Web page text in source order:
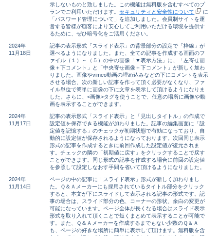
示しないものと致しました。この機能は無料版を含むすべてのプ
ランでご利用いただけます。セキュリティと安全性について
に
「パスワード管理について」を追加しました。会員制サイトを運
営する皆様が顧客により安心してご利用いただける環境を提供す
るために、ぜひ暗号化をご活用ください。
2024年
11月18日
記事の表示形式「スライド表示」の背景部分の設定で「枠線」が
選べるようになりました。また、全ての記事を作成する画面のフ
ァイル（１）～（５）の中の画像「▼表示方法」に、「左寄せ画
像＋下コメント」と「中央寄せ画像＋下コメント」が新しく加わ
りました。画像やvimeo動画の埋め込みなどの下にコメントを表示
させる場合、次の新しい記事を作って頂く必要がなくなり、ファ
イル単位で簡単に画像の下に文章を表示して頂けるようになりま
した。さらに、<画像>タグを使うことで、任意の場所に画像や動
画を表示することができます。
2024年
11月17日
記事の表示形式「スライド表示」と「見出しタイトル」の作成で
設定値を保存できる機能が加わりました。記事の編集画面に「設
定値を記憶する」のチェックが初期状態で有効になっており、自
動的に設定値が保存されるようになっております。次回同じ表示
形式の記事を作成するときに前回作成した設定値が復元されま
す。チェックの隣の「初期値に戻す」をクリックすることで戻す
ことができます。同じ形式の記事を作成する場合に前回の設定値
を参照して設定しなおす手間を省いて頂けるようになりました。
2024年
11月14日
ページの中の記事に「スライド表示」形式が新しく加わりまし
た。Ｑ＆Ａメーカーにも採用されているタイトル部分をクリック
すると、本文が下にスライドして表示される記事の形式です。記
事の場合は、スライド部分の色、コーナーの形状、余白の変更が
可能になっています。ページ全体が長くなる場合はスライド表示
形式を取り入れて頂くことで短くまとめて表示することが可能で
す。また、Ｑ＆Ａメーカーを作成するまでもない少数のＱ＆Ａ
も、ページの好きな場所に簡単に表示して頂けます。無料版を含